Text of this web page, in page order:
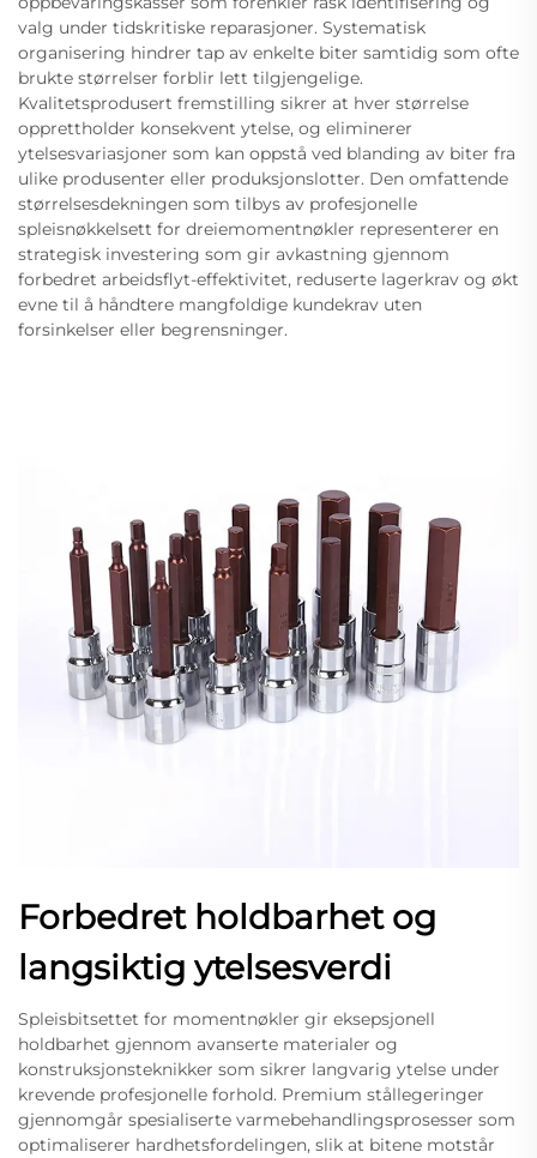
valg under tidskritiske reparasjoner. Systematisk
organisering hindrer tap av enkelte biter samtidig som ofte
brukte størrelser forblir lett tilgjengelige.
Kvalitetsprodusert fremstilling sikrer at hver størrelse
opprettholder konsekvent ytelse, og eliminerer
ytelsesvariasjoner som kan oppstå ved blanding av biter fra
ulike produsenter eller produksjonslotter. Den omfattende
størrelsesdekningen som tilbys av profesjonelle
spleisnøkkelsett for dreiemomentnøkler representerer en
strategisk investering som gir avkastning gjennom
forbedret arbeidsflyt-effektivitet, reduserte lagerkrav og økt
evne til å håndtere mangfoldige kundekrav uten
forsinkelser eller begrensninger.
Forbedret holdbarhet og
langsiktig ytelsesverdi
Spleisbitsettet for momentnøkler gir eksepsjonell
holdbarhet gjennom avanserte materialer og
konstruksjonsteknikker som sikrer langvarig ytelse under
krevende profesjonelle forhold. Premium stållegeringer
gjennomgår spesialiserte varmebehandlingsprosesser som
optimaliserer hardhetsfordelingen, slik at bitene motstår